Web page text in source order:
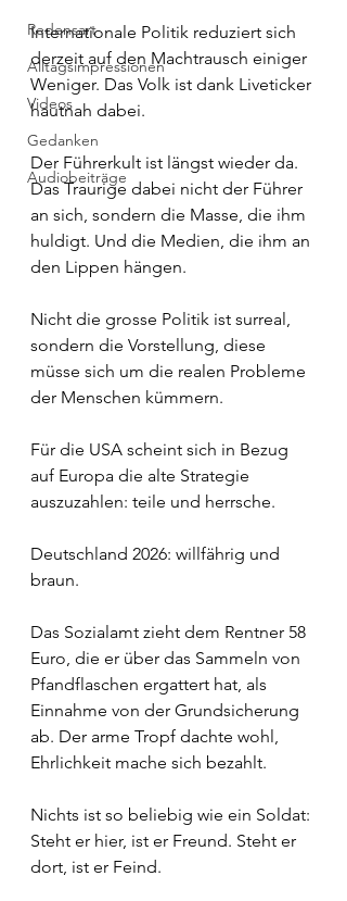
Redensart
Alltagsimpressionen
Videos
Gedanken
Audiobeiträge
Internationale Politik reduziert sich
derzeit auf den Machtrausch einiger
Weniger. Das Volk ist dank Liveticker
hautnah dabei.
Der Führerkult ist längst wieder da.
Das Traurige dabei nicht der Führer
an sich, sondern die Masse, die ihm
huldigt. Und die Medien, die ihm an
den Lippen hängen.
Nicht die grosse Politik ist surreal,
sondern die Vorstellung, diese
müsse sich um die realen Probleme
der Menschen kümmern.
Für die USA scheint sich in Bezug
auf Europa die alte Strategie
auszuzahlen: teile und herrsche.
Deutschland 2026: willfährig und
braun.
Das Sozialamt zieht dem Rentner 58
Euro, die er über das Sammeln von
Pfandflaschen ergattert hat, als
Einnahme von der Grundsicherung
ab. Der arme Tropf dachte wohl,
Ehrlichkeit mache sich bezahlt.
Nichts ist so beliebig wie ein Soldat:
Steht er hier, ist er Freund. Steht er
dort, ist er Feind.